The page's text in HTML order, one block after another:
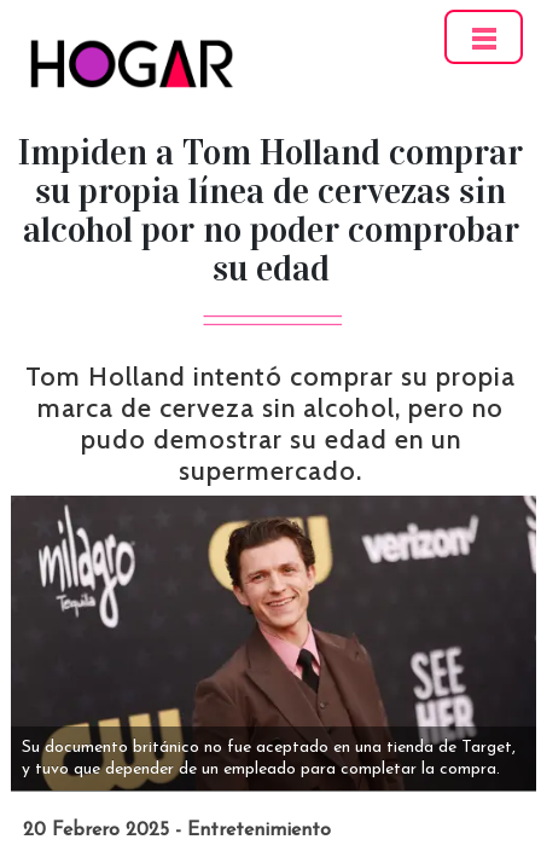
Impiden a Tom Holland comprar
su propia línea de cervezas sin
alcohol por no poder comprobar
su edad
Tom Holland intentó comprar su propia
marca de cerveza sin alcohol, pero no
pudo demostrar su edad en un
supermercado.
Su documento británico no fue aceptado en una tienda de Target,
y tuvo que depender de un empleado para completar la compra.
20 Febrero 2025 - Entretenimiento